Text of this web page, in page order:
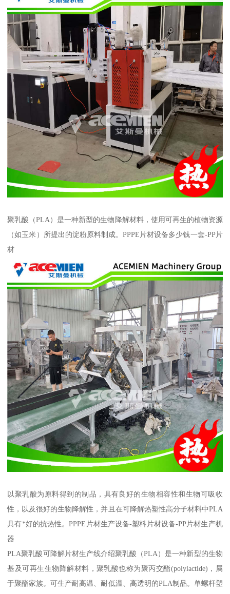
聚乳酸（PLA）是一种新型的生物降解材料，使用可再生的植物资源
（如玉米）所提出的淀粉原料制成。PPPE片材设备多少钱一套-PP片
材
以聚乳酸为原料得到的制品，具有良好的生物相容性和生物可吸收
性，以及很好的生物降解性，并且在可降解热塑性高分子材料中PLA
具有*好的抗热性。PPPE片材生产设备-塑料片材设备-PP片材生产机
器
PLA聚乳酸可降解片材生产线介绍聚乳酸（PLA）是一种新型的生物
基及可再生生物降解材料，聚乳酸也称为聚丙交酯(polylactide)，属
于聚酯家族。可生产耐高温、耐低温、高透明的PLA制品。单螺杆塑